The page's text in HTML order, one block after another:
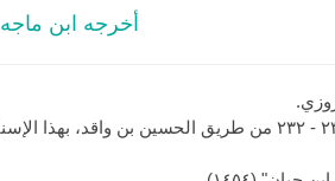
أخرجه ابن ماجه